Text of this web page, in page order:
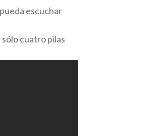
escuchar
cuatro pilas